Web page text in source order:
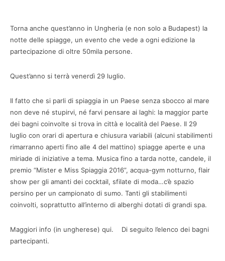
Torna anche quest’anno in Ungheria (e non solo a Budapest) la
notte delle spiagge, un evento che vede a ogni edizione la
partecipazione di oltre 50mila persone.
Quest’anno si terrà venerdì 29 luglio.
Il fatto che si parli di spiaggia in un Paese senza sbocco al mare
non deve né stupirvi, né farvi pensare ai laghi: la maggior parte
dei bagni coinvolte si trova in città e località del Paese. Il 29
luglio con orari di apertura e chiusura variabili (alcuni stabilimenti
rimarranno aperti fino alle 4 del mattino) spiagge aperte e una
miriade di iniziative a tema. Musica fino a tarda notte, candele, il
premio “Mister e Miss Spiaggia 2016”, acqua-gym notturno, flair
show per gli amanti dei cocktail, sfilate di moda…c’è spazio
persino per un campionato di sumo. Tanti gli stabilimenti
coinvolti, soprattutto all’interno di alberghi dotati di grandi spa.
Maggiori info (in ungherese) qui. Di seguito l’elenco dei bagni
partecipanti.